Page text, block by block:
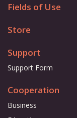
Fields of Use
Store
Support
Support Form
Cooperation
Business